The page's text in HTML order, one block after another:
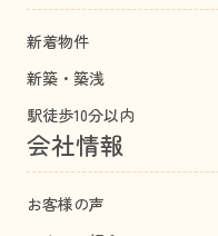
新着物件
新築・築浅
駅徒歩10分以内
会社情報
お客様の声